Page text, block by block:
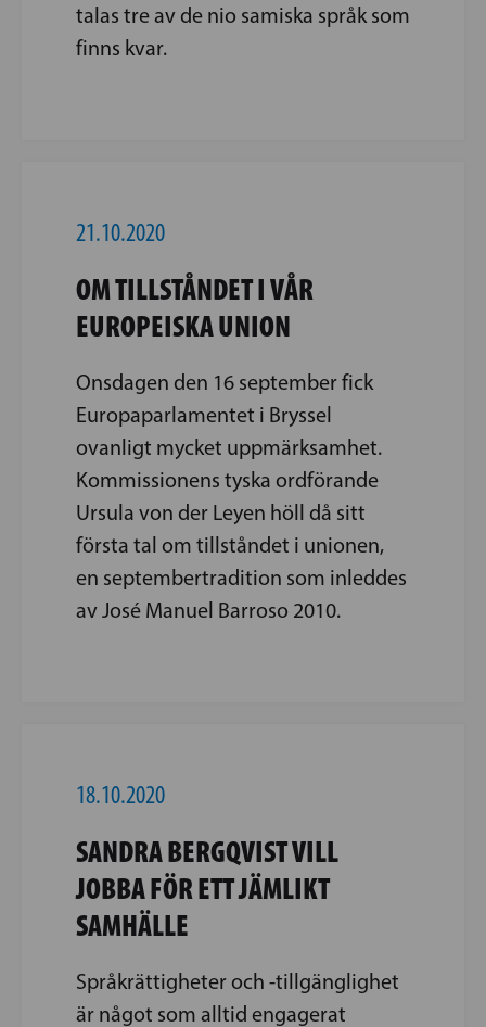
talas tre av de nio samiska språk som
finns kvar.
21.10.2020
OM TILLSTÅNDET I VÅR
EUROPEISKA UNION
Onsdagen den 16 september fick
Europa­parlamentet i Bryssel
ovanligt mycket uppmärksam­het.
Kommissionens tyska ordförande
Ursula von der Leyen höll då sitt
första tal om tillståndet i unionen,
en septembertradition som inleddes
av José Manuel Barroso 2010.
18.10.2020
SANDRA BERGQVIST VILL
JOBBA FÖR ETT JÄMLIKT
SAMHÄLLE
Språkrättigheter och -tillgänglighet
är något som alltid engagerat